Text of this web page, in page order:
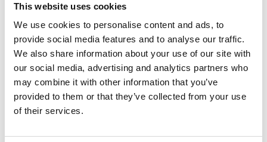
This website uses cookies
We use cookies to personalise content and ads, to
provide social media features and to analyse our traffic.
We also share information about your use of our site with
our social media, advertising and analytics partners who
may combine it with other information that you’ve
provided to them or that they’ve collected from your use
of their services.
Zum Warenkorb hinzufügen
Zum Angebot hinzufügen
Als Favorit speichern